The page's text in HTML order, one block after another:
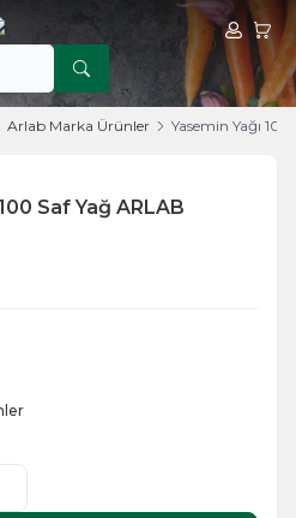
Hesabım
Arlab Marka Ürünler Yasemin Yağı
Saf Yağ ARLAB